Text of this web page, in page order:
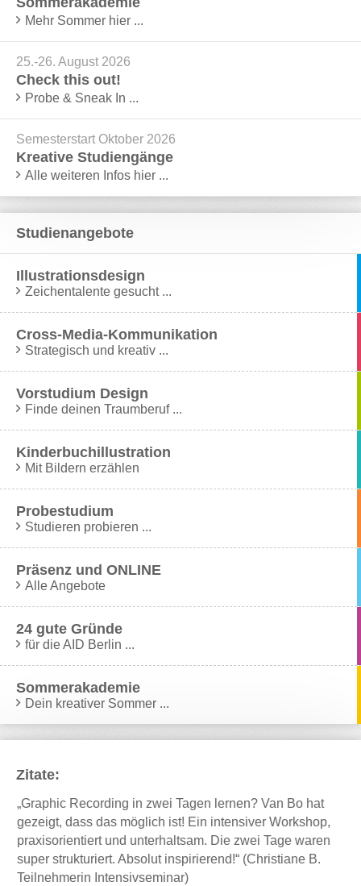
Mehr Sommer hier ...
25.-26. August 2026
Check this out!
Probe & Sneak In ...
Semesterstart Oktober 2026
Kreative Studiengänge
Alle weiteren Infos hier ...
Studienangebote
Illustrationsdesign
Zeichentalente gesucht ...
Cross-Media-Kommunikation
Strategisch und kreativ ...
Vorstudium Design
Finde deinen Traumberuf ...
Kinderbuchillustration
Mit Bildern erzählen
Probestudium
Studieren probieren ...
Präsenz und ONLINE
Alle Angebote
24 gute Gründe
für die AID Berlin ...
Sommerakademie
Dein kreativer Sommer ...
Zitate:
„Graphic Recording in zwei Tagen lernen? Van Bo hat
gezeigt, dass das möglich ist! Ein intensiver Workshop,
praxisorientiert und unterhaltsam. Die zwei Tage waren
super strukturiert. Absolut inspirierend!“ (Christiane B.
Teilnehmerin Intensivseminar)